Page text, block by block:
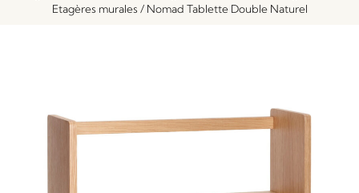
Etagères murales / Nomad Tablette Double Naturel